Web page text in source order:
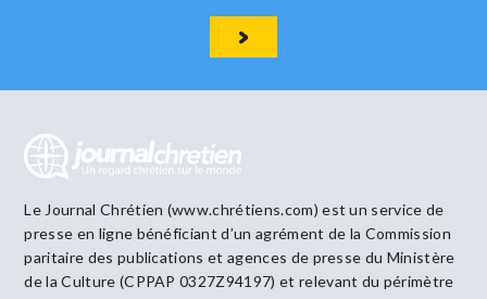
Le Journal Chrétien (www.chrétiens.com) est un service de
presse en ligne bénéficiant d’un agrément de la Commission
paritaire des publications et agences de presse du Ministère
de la Culture (CPPAP 0327Z94197) et relevant du périmètre